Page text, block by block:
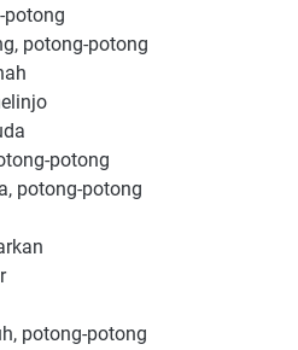
роtоng
potong-potong
potong
potong-potong
роtоng-роtоng